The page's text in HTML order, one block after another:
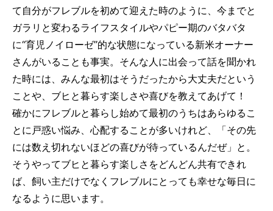
て自分がフレブルを初めて迎えた時のように、今までと
ガラリと変わるライフスタイルやパピー期のバタバタ
に“育児ノイローゼ”的な状態になっている新米オーナー
さんがいることも事実。そんな人に出会って話を聞かれ
た時には、みんな最初はそうだったから大丈夫だという
ことや、ブヒと暮らす楽しさや喜びを教えてあげて！
確かにフレブルと暮らし始めて最初のうちはあらゆるこ
とに戸惑い悩み、心配することが多いけれど、「その先
には数え切れないほどの喜びが待っているんだぜ」と。
そうやってブヒと暮らす楽しさをどんどん共有できれ
ば、飼い主だけでなくフレブルにとっても幸せな毎日に
なるように思います。